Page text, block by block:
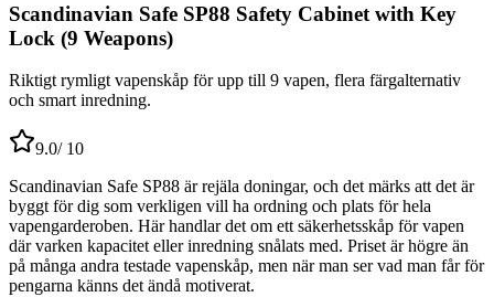
Scandinavian Safe SP88 Safety Cabinet with Key
Lock (9 Weapons)
Riktigt rymligt vapenskåp för upp till 9 vapen, flera färgalternativ
och smart inredning.
9.0/ 10
Scandinavian Safe SP88 är rejäla doningar, och det märks att det är
byggt för dig som verkligen vill ha ordning och plats för hela
vapengarderoben. Här handlar det om ett säkerhetsskåp för vapen
där varken kapacitet eller inredning snålats med. Priset är högre än
på många andra testade vapenskåp, men när man ser vad man får för
pengarna känns det ändå motiverat.